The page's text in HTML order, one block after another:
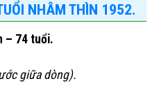
NHÂM THÌN 1952.
– 74 tuổi.
giữa dòng).